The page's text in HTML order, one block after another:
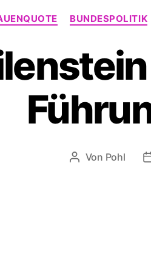
BUNDESPOLITIK
Beitragsautor
Von Pohl